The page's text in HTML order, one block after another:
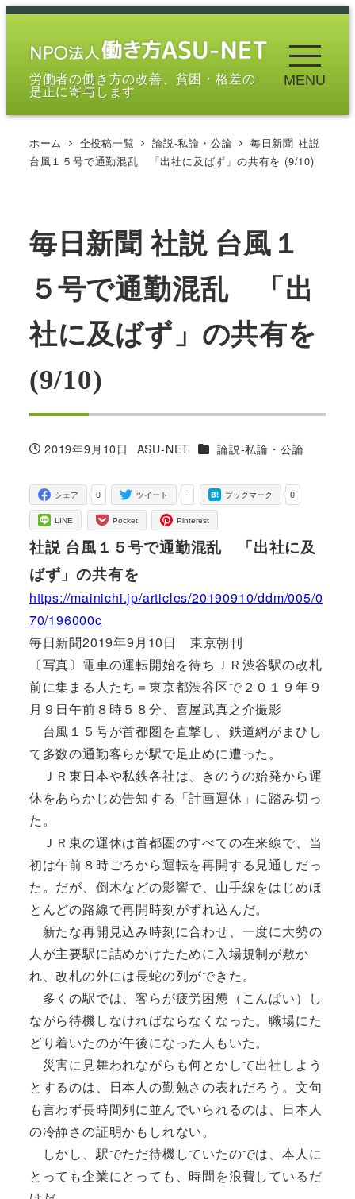
メ
労働者の働き方の改善、貧困・格差の
是正に寄与します
MENU
ホーム 全投稿一覧 論説-私論・公論
毎日新聞 社説
台風１５号で通勤混乱 「出社に及ばず」の共有を (9/10)
毎日新聞 社説 台風１
５号で通勤混乱 「出
社に及ばず」の共有を
(9/10)
投稿日
2019年9月10日
著
ASU-NET カテゴリー
論説-私論・公論
0
シェア -
ツイート 0
ブックマーク
LINE Pocket Pinterest
社説 台風１５号で通勤混乱 「出社に及
ばず」の共有を
https://mainichi.jp/articles/20190910/ddm/005/0
70/196000c
毎日新聞2019年9月10日 東京朝刊
〔写真〕電車の運転開始を待ちＪＲ渋谷駅の改札
前に集まる人たち＝東京都渋谷区で２０１９年９
月９日午前８時５８分、喜屋武真之介撮影
台風１５号が首都圏を直撃し、鉄道網がまひし
て多数の通勤客らが駅で足止めに遭った。
ＪＲ東日本や私鉄各社は、きのうの始発から運
休をあらかじめ告知する「計画運休」に踏み切っ
た。
ＪＲ東の運休は首都圏のすべての在来線で、当
初は午前８時ごろから運転を再開する見通しだっ
た。だが、倒木などの影響で、山手線をはじめほ
とんどの路線で再開時刻がずれ込んだ。
新たな再開見込み時刻に合わせ、一度に大勢の
人が主要駅に詰めかけたために入場規制が敷か
れ、改札の外には長蛇の列ができた。
多くの駅では、客らが疲労困憊（こんぱい）し
ながら待機しなければならなくなった。職場にた
どり着いたのが午後になった人もいた。
災害に見舞われながらも何とかして出社しよう
とするのは、日本人の勤勉さの表れだろう。文句
も言わず長時間列に並んでいられるのは、日本人
の冷静さの証明かもしれない。
しかし、駅でただ待機していたのでは、本人に
とっても企業にとっても、時間を浪費しているだ